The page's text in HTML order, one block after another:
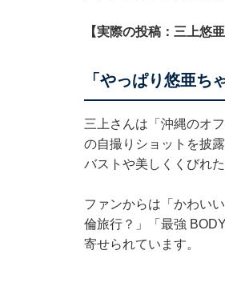
【実際の投稿：三上悠
「やっぱり悠亜ち
三上さんは「沖縄のオ
の自撮りショットを披
バストや美しくくびれ
ファンからは「かわい
倫旅行？」「最強
寄せられています。